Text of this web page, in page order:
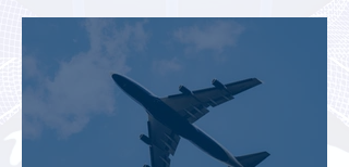
предполагаемой серии краж